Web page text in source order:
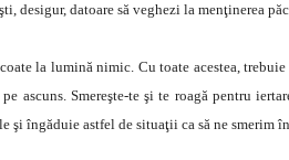
desigur, datoare să veghezi la menţinerea
la lumină nimic. Cu toate acestea,
ascuns. Smereşte-te şi te roagă pentru
şi îngăduie astfel de situaţii ca să ne smerim